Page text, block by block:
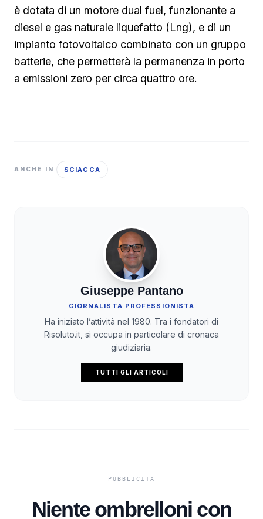
è dotata di un motore dual fuel, funzionante a
diesel e gas naturale liquefatto (Lng), e di un
impianto fotovoltaico combinato con un gruppo
batterie, che permetterà la permanenza in porto
a emissioni zero per circa quattro ore.
ANCHE IN SCIACCA
Giuseppe Pantano
GIORNALISTA PROFESSIONISTA
Ha iniziato l’attività nel 1980. Tra i fondatori di
Risoluto.it, si occupa in particolare di cronaca
giudiziaria.
TUTTI GLI ARTICOLI
Niente ombrelloni con